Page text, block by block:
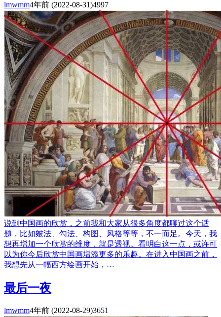
lmwmm4年前 (2022-08-31)4997
说到中国画的欣赏，之前我和大家从很多角度都聊过这个话
题，比如皴法、勾法、构图、风格等等，不一而足。今天，我
想再增加一个欣赏的维度，就是透视。看明白这一点，或许可
以为你今后欣赏中国画增添更多的乐趣。在进入中国画之前，
我想先从一幅西方绘画开始，…
最后一夜
lmwmm4年前 (2022-08-29)3651